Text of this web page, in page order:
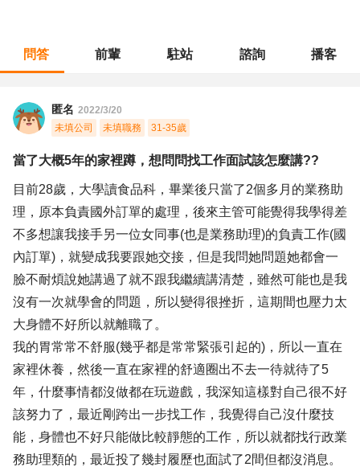
問答 前輩 駐站 諮詢 播客
匿名 2022/3/20
未填公司
未填職務 31-35歲
當了大概5年的家裡蹲，想問問找工作面試該怎麼講??
目前28歲，大學讀食品科，畢業後只當了2個多月的業務助
理，原本負責國外訂單的處理，後來主管可能覺得我學得差
不多想讓我接手另一位女同事(也是業務助理)的負責工作(國
內訂單)，就變成我要跟她交接，但是我問她問題她都會一
臉不耐煩說她講過了就不跟我繼續講清楚，雖然可能也是我
沒有一次就學會的問題，所以變得很挫折，這期間也壓力太
大身體不好所以就離職了。
我的胃常常不舒服(幾乎都是常常緊張引起的)，所以一直在
家裡休養，然後一直在家裡的舒適圈出不去一待就待了5
年，什麼事情都沒做都在玩遊戲，我深知這樣對自己很不好
該努力了，最近剛跨出一步找工作，我覺得自己沒什麼技
能，身體也不好只能做比較靜態的工作，所以就都找行政業
務助理類的，最近投了幾封履歷也面試了2間但都沒消息。